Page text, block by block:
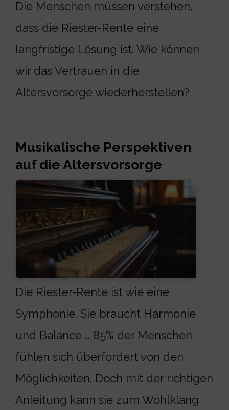
Die Menschen müssen verstehen,
dass die Riester-Rente eine
langfristige Lösung ist. Wie können
wir das Vertrauen in die
Altersvorsorge wiederherstellen?
Musikalische Perspektiven
auf die Altersvorsorge
Die Riester-Rente ist wie eine
Symphonie. Sie braucht Harmonie
und Balance … 85% der Menschen
fühlen sich überfordert von den
Möglichkeiten. Doch mit der richtigen
Anleitung kann sie zum Wohlklang